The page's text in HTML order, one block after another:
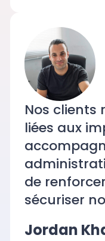
Nos clients
liées aux
de
sécuriser
Jordan